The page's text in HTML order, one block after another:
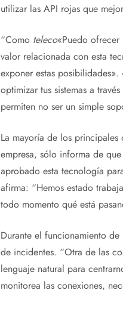
utilizar las API rojas que
“Como teleco«Puedo
valor relacionada con esta
exponer estas
optimizar tus sistemas a
permiten no ser un simple
La mayoría de los principales
empresa, sólo informa de
aprobado esta tecnología
afirma: “Hemos estado
todo momento qué está
Durante el funcionamiento
de incidentes. “Otra de las
lenguaje natural para
monitorea las conexiones,